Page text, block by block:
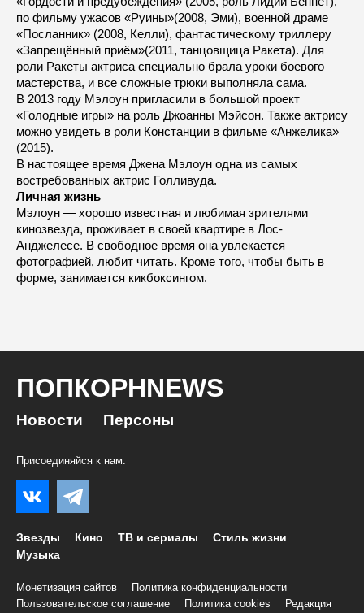
по фильму ужасов «Руины»(2008, Эми), военной драме
«Посланник» (2008, Келли), фантастическому триллеру
«Запрещённый приём»(2011, танцовщица Ракета). Для
роли Ракеты актриса специально брала уроки боевого
мастерства, и все сложные трюки выполняла сама.
В 2013 году Мэлоун пригласили в большой проект
«Голодные игры» на роль Джоанны Мэйсон. Также актрису
можно увидеть в роли Констанции в фильме «Анжелика»
(2015).
В настоящее время Джена Мэлоун одна из самых
востребованных актрис Голливуда.
Личная жизнь
Мэлоун — хорошо известная и любимая зрителями
кинозвезда, проживает в своей квартире в Лос-
Анджелесе. В свободное время она увлекается
фотографией, любит читать. Кроме того, чтобы быть в
форме, занимается кикбоксингом.
ПОПКОРНNEWS
Новости Персоны
Присоединяйся к нам:
Звезды Кино ТВ и сериалы
Стиль жизни
Музыка
Монетизация сайтов
Политика конфиденциальности
Пользовательское соглашение
Политика cookies Редакция